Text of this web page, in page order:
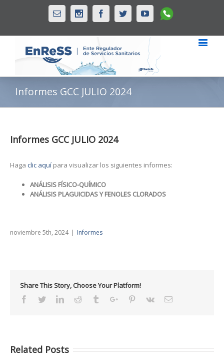
Email InstagramFacebookTwitterYoutubeWhatsapp
Informes GCC JULIO 2024
Informes GCC JULIO 2024
Haga clic aquí para visualizar los siguientes informes:
ANÁLISIS FÍSICO-QUÍMICO
ANÁLISIS PLAGUICIDAS Y FENOLES CLORADOS
noviembre 5th, 2024 | Informes
Share This Story, Choose Your Platform!
Facebook
TwitterLinkedinReddit TumblrGoogle+Pinterest
Vk Email
Related Posts